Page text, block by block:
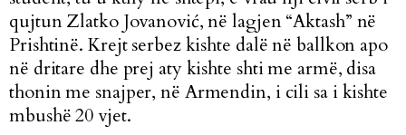
qujtun Zlatko Jovanović, në lagjen “Aktash” në
Prishtinë. Krejt serbez kishte dalë në ballkon apo
në dritare dhe prej aty kishte shti me armë, disa
thonin me snajper, në Armendin, i cili sa i kishte
mbushë 20 vjet.